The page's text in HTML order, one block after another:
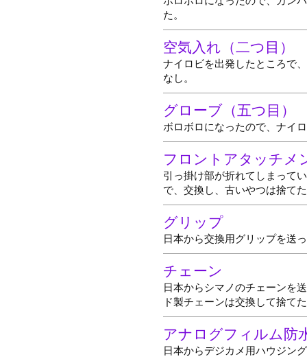
た。
空気入れ（二つ目）
ナイロビを出発したところで
なし。
グローブ（五つ目）
ボロボロになったので、ナイ
フロントアタッチメ
引っ掛け部が折れてしまって
で、交換し、古いやつは捨て
グリップ
日本から交換用グリップを送
チェーン
日本からシマノのチェーンを
ド製チェーンは交換して捨て
アナログフィルム防
日本からデジカメ用ハウジン